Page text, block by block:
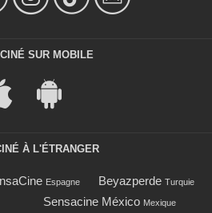
SUR MOBILE
À L'ÉTRANGER
Espagne Beyazperde Turquie
Sensacine México Mexique